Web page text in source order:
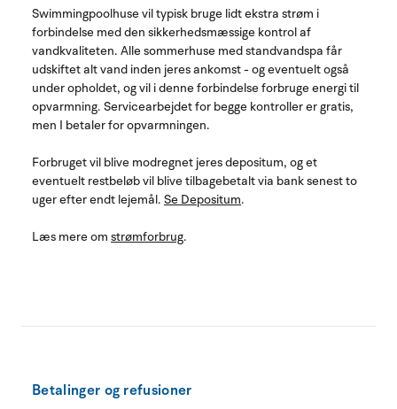
Betalinger og refusioner
Swimmingpoolhuse vil typisk bruge lidt ekstra strøm i
forbindelse med den sikkerhedsmæssige kontrol af
vandkvaliteten. Alle sommerhuse med standvandspa får
udskiftet alt vand inden jeres ankomst - og eventuelt også
under opholdet, og vil i denne forbindelse forbruge energi til
opvarmning. Servicearbejdet for begge kontroller er gratis,
men I betaler for opvarmningen.
Forbruget vil blive modregnet jeres depositum, og et
eventuelt restbeløb vil blive tilbagebetalt via bank senest to
uger efter endt lejemål. Se Depositum.
Læs mere om strømforbrug.